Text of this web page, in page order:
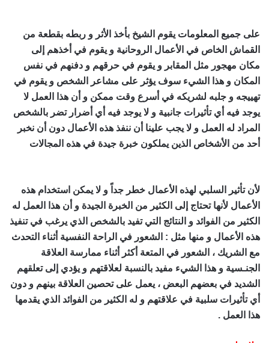
على جميع المعلومات يقوم الشيخ بأخذ الأثر و ربطه بقطعة من
القماش الخاص في الأعمال الروحانية و يقوم في أخذهم إلى
مكان مهجور مثل المقابر و يقوم في حرقهم و دفنهم في نفس
المكان و هذا الشيء سوف يؤثر على مشاعر الشخص و يقوم في
تهييجه و جلبه لشريكه في أسرع وقت ممكن و أن هذا العمل لا
يوجد فيه أي تأثيرات جانبية و لا يوجد فيه أي أضرار تضر بالشخص
المراد له العمل و لا يجب علينا أن ننفذ هذه الأعمال دون أن نخبر
أحد من الأشخاص الذين يملكون خبرة جيدة في هذه المجالات
لأن تأثير السلبي لهذه الأعمال خطر جداً و لا يمكن استخدام هذه
الأعمال لأنها تحتاج إلى الكثير من الخبرة الجيدة و أن هذا العمل له
الكثير من الفوائد و النتائج التي تفيد بالشخص الذي يرغب في تنفيذ
هذه الأعمال و منها مثل : الشعور في الراحة النفسية أثناء التحدث
مع الشريك ، الشعور في المتعة أكثر أثناء ممارسة العلاقة
الجنـسية و هذا الشيء مفيد بالنسبة لعلاقتهم و يؤدي إلى تعلقهم
الشديد في بعضهم البعض ، يعمل على تحصين العلاقة بينهم و دون
أي تأثيرات سلبية في علاقتهم و له الكثير من الفوائد الذي يقدمها
هذا العمل .